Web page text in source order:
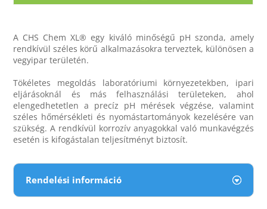
A CHS Chem XL® egy kiváló minőségű pH szonda, amely
rendkívül széles körű alkalmazásokra terveztek, különösen a
vegyipar területén.
Tökéletes megoldás laboratóriumi környezetekben, ipari
eljárásoknál és más felhasználási területeken, ahol
elengedhetetlen a precíz pH mérések végzése, valamint
széles hőmérsékleti és nyomástartományok kezelésére van
szükség. A rendkívül korrozív anyagokkal való munkavégzés
esetén is kifogástalan teljesítményt biztosít.
Rendelési információ